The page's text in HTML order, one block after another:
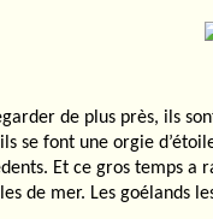
de plus près, ils
se font une orgie
Et ce gros temps a
de mer. Les goélands